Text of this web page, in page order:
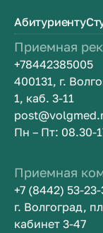
Абитуриенту
Приемная
+78442385005
400131, г.
1, каб. 3-11
Пн – Пт: 08.30-
Приемная
+7 (8442) 53-
г. Волгоград,
кабинет 3-47